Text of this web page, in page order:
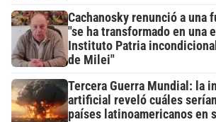
Cachanosky renunció a una
"se ha transformado en una
Instituto Patria
de Milei"
Tercera Guerra Mundial: la
artificial reveló cuáles
países latinoamericanos en